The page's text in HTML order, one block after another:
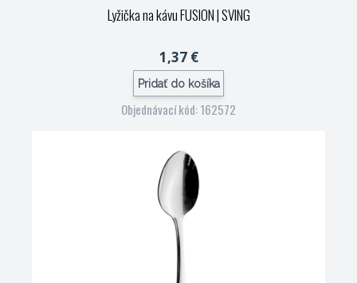
Lyžička na kávu FUSION| SVING
1,37 €
Pridať do košíka
Objednávací kód: 162572